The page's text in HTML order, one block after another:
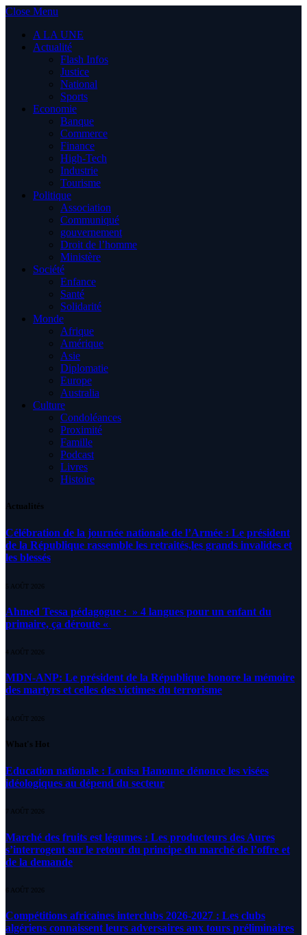
Close Menu
A LA UNE
Actualité
Flash Infos
Justice
National
Sports
Economie
Banque
Commerce
Finance
High-Tech
Industrie
Tourisme
Politique
Association
Communiqué
gouvernement
Droit de l’homme
Ministère
Société
Enfance
Santé
Solidarité
Monde
Afrique
Amérique
Asie
Diplomatie
Europe
Australia
Culture
Condoléances
Proximité
Famille
Podcast
Livres
Histoire
Actualités
Célébration de la journée nationale de l’Armée : Le président
de la République rassemble les retraités,les grands invalides et
les blessés
5 AOÛT 2026
Ahmed Tessa pédagogue : » 4 langues pour un enfant du
primaire, ça déroute «
4 AOÛT 2026
MDN-ANP: Le président de la République honore la mémoire
des martyrs et celles des victimes du terrorisme
4 AOÛT 2026
What's Hot
Education nationale : Louisa Hanoune dénonce les visées
idéologiques au dépend du secteur
7 AOÛT 2026
Marché des fruits est légumes : Les producteurs des Aures
s’interrogent sur le retour du principe du marché de l’offre et
de la demande
6 AOÛT 2026
Compétitions africaines interclubs 2026-2027 : Les clubs
algériens connaissent leurs adversaires aux tours préliminaires